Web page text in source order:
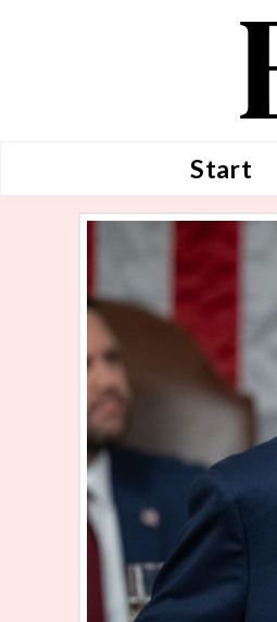
Start